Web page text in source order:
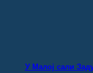
У Малој сали